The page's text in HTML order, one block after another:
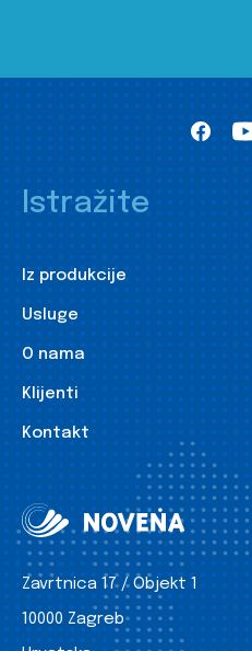
Istražite
Iz produkcije
Usluge
O nama
Klijenti
Kontakt
Zavrtnica 17 / Objekt 1
10000 Zagreb